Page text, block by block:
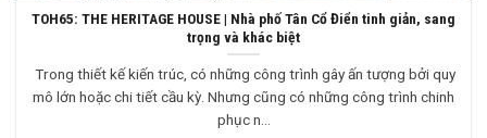
TOH65: THE HERITAGE HOUSE | Nhà phố Tân Cổ Điển tinh giản, sang
trọng và khác biệt
Trong thiết kế kiến trúc, có những công trình gây ấn tượng bởi quy
mô lớn hoặc chi tiết cầu kỳ. Nhưng cũng có những công trình chinh
phục n...